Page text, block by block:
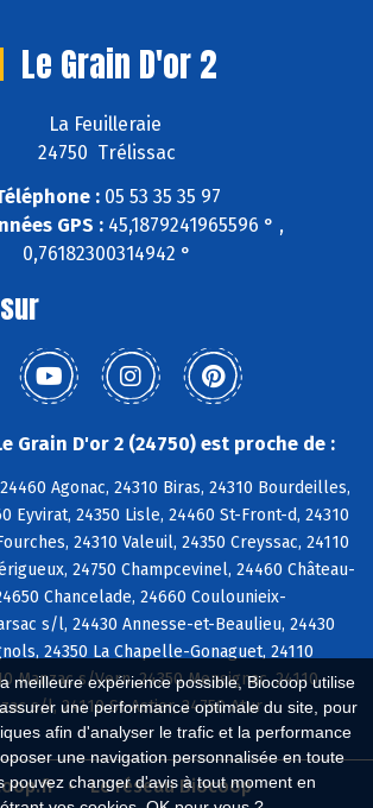
meilleure expérience possible, Biocoop utilise
une performance optimale du site, pour
afin d'analyser le trafic et la performance
une navigation personnalisée en toute
pouvez changer d'avis à tout moment en
Le Grain D'or 2
La Feuilleraie
24750 Trélissac
:05 53 35 35 97
GPS : 45,1879241965596 ° ,
0,76182300314942 °
Grain D'or 2 (24750) est proche de :
Agonac, 24310 Biras, 24310 Bourdeilles,
Eyvirat, 24350 Lisle, 24460 St-Front-d, 24310
24310 Valeuil, 24350 Creyssac, 24110
24750 Champcevinel, 24460 Château-
Chancelade, 24660 Coulounieix-
s/l, 24430 Annesse-et-Beaulieu, 24430
24350 La Chapelle-Gonaguet, 24110
Manzac s/Vern, 24350 Mensignac, 24110
s/l, 24110 St-Astier, 24750 Atur
Le réseau Biocoop